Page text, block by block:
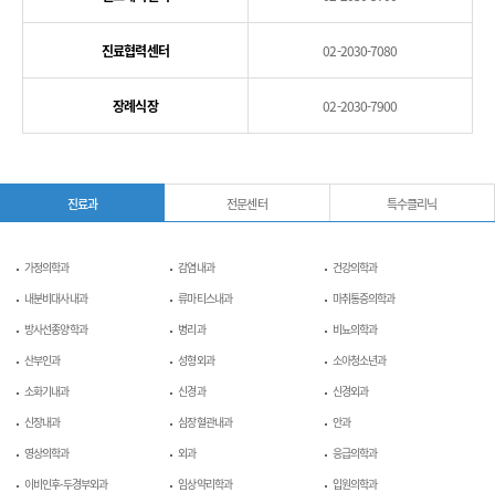
진료협력센터 02-2030-7080
장례식장 02-2030-7900
진료과 전문센터 특수클리닉
가정의학과 감염내과
건강의학과
내분비대사내과
류마티스내과
마취통증의학과
방사선종양학과
병리과
비뇨의학과
산부인과
성형외과
소아청소년과
소화기내과
신경과
신경외과
신장내과
심장혈관내과
안과
영상의학과
외과
응급의학과
이비인후-두경부외과
임상약리학과
입원의학과